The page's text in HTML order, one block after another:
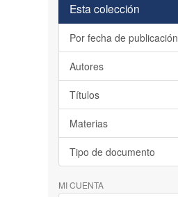
Esta colección
Por fecha de publicación
Autores
Títulos
Materias
Tipo de documento
MI CUENTA